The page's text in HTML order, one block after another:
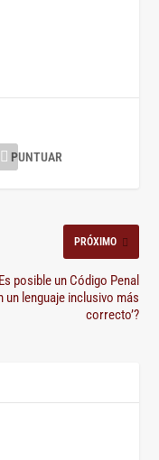
PRÓXIMO
posible un Código Penal
un lenguaje inclusivo más
correcto’?